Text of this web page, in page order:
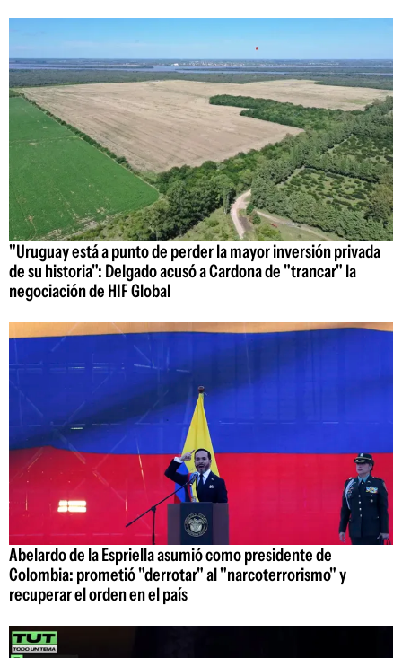
"Uruguay está a punto de perder la mayor inversión privada
de su historia": Delgado acusó a Cardona de "trancar" la
negociación de HIF Global
Abelardo de la Espriella asumió como presidente de
Colombia: prometió "derrotar" al "narcoterrorismo" y
recuperar el orden en el país